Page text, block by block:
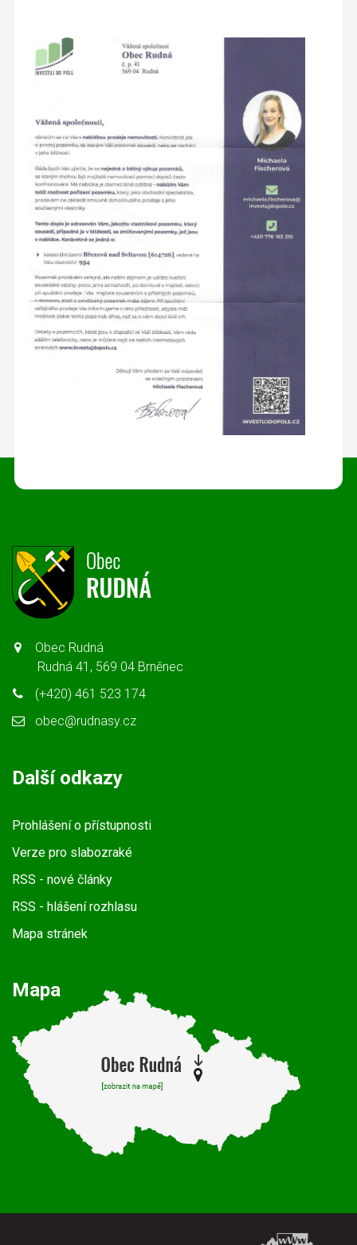
Obec Rudná
Rudná 41, 569 04 Brněnec
(+420) 461 523 174
obec@rudnasy.cz
Další odkazy
Prohlášení o přístupnosti
Verze pro slabozraké
RSS - nové články
RSS - hlášení rozhlasu
Mapa stránek
Mapa